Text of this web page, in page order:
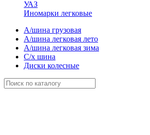
УАЗ
Иномарки легковые
А/шина грузовая
А/шина легковая лето
А/шина легковая зима
С/х шина
Диски колесные